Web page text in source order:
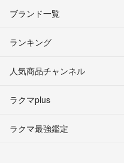
ブランド一覧
ランキング
人気商品チャンネル
ラクマplus
ラクマ最強鑑定